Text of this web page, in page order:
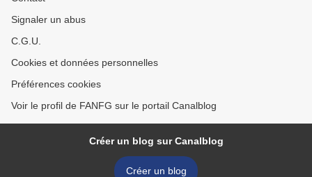
Signaler un abus
C.G.U.
Cookies et données personnelles
Préférences cookies
Voir le profil de FANFG sur le portail Canalblog
Créer un blog sur Canalblog
Créer un blog